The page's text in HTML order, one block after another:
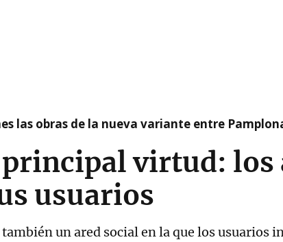
las obras de la nueva variante entre
virtud: los
usuarios
también un ared social en la que los usuarios